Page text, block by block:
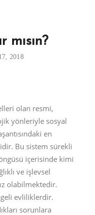
mısın?
2018
olan resmi,
yönleriyle sosyal
en
Bu sistem sürekli
içerisinde kimi
ve işlevsel
olabilmektedir.
evliliklerdir.
sorunlara